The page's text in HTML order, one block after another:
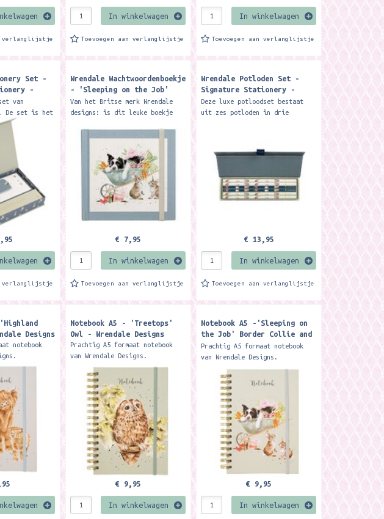
verlanglijstje
In winkelwagen
Toevoegen aan verlanglijstje
In winkelwagen
Toevoegen aan verlanglijstje
Set -
-
van
De set is het
elke
briefpapier
in een...
verlanglijstje
Wrendale Wachtwoordenboekje
- 'Sleeping on the Job'
Border Collie and Rabbit
Password Book ​
Van het Britse merk Wrendale
designs: is dit leuke boekje
kun je bijhouden wat je...
€ 7,95
In winkelwagen
Toevoegen aan verlanglijstje
Wrendale Potloden Set -
Signature Stationery -
Pencil Set ​
Deze luxe potloodset bestaat
uit zes potloden in drie
€ 13,95
In winkelwagen
Toevoegen aan verlanglijstje
Designs
notebook
ongeveer 90
kaft Met op
Notebook A5 - 'Treetops'
Owl - Wrendale Designs
Prachtig A5 formaat notebook
van Wrendale Designs.
Spiraalgebonden met ongeveer 90
pagina's en harde kaft Met op
iedere pagina een
illustratie...
€ 9,95
In winkelwagen
Notebook A5 -'Sleeping on
the Job' Border Collie and
Rabbit - Wrendale Designs
Prachtig A5 formaat notebook
van Wrendale Designs.
Spiraalgebonden met ongeveer 90
pagina's en harde kaft Met op
iedere pagina een
illustratie...
€ 9,95
In winkelwagen